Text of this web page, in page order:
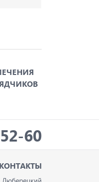
60
КОНТАКТЫ
Люберецкий